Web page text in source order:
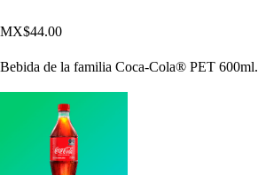
MX$44.00
Bebida de la familia Coca-Cola® PET 600ml.